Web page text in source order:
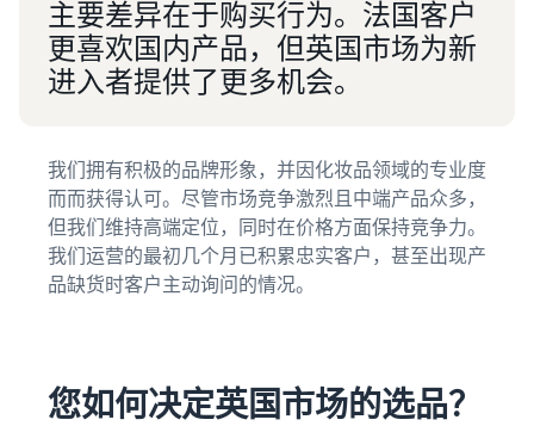
主要差异在于购买行为。法国客户
更喜欢国内产品，但英国市场为新
进入者提供了更多机会。
我们拥有积极的品牌形象，并因化妆品领域的专业度
而而获得认可。尽管市场竞争激烈且中端产品众多，
但我们维持高端定位，同时在价格方面保持竞争力。
我们运营的最初几个月已积累忠实客户，甚至出现产
品缺货时客户主动询问的情况。
您如何决定英国市场的选品？